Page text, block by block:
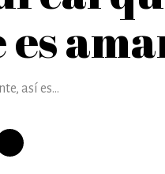
así es...